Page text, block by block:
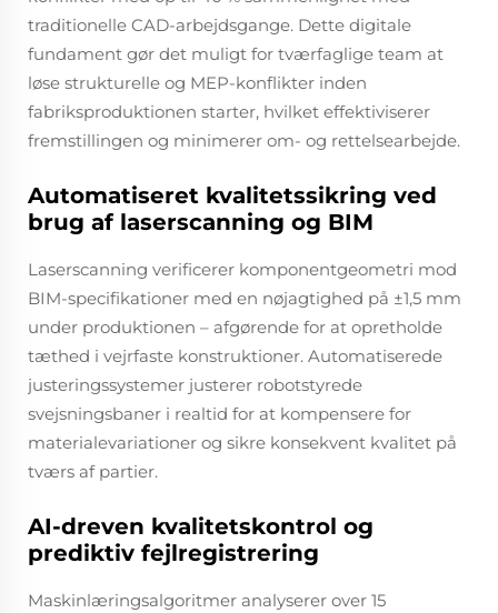
traditionelle CAD-arbejdsgange. Dette digitale
fundament gør det muligt for tværfaglige team at
løse strukturelle og MEP-konflikter inden
fabriksproduktionen starter, hvilket effektiviserer
fremstillingen og minimerer om- og rettelsearbejde.
Automatiseret kvalitetssikring ved
brug af laserscanning og BIM
Laserscanning verificerer komponentgeometri mod
BIM-specifikationer med en nøjagtighed på ±1,5 mm
under produktionen – afgørende for at opretholde
tæthed i vejrfaste konstruktioner. Automatiserede
justeringssystemer justerer robotstyrede
svejsningsbaner i realtid for at kompensere for
materialevariationer og sikre konsekvent kvalitet på
tværs af partier.
AI-dreven kvalitetskontrol og
prediktiv fejlregistrering
Maskinlæringsalgoritmer analyserer over 15